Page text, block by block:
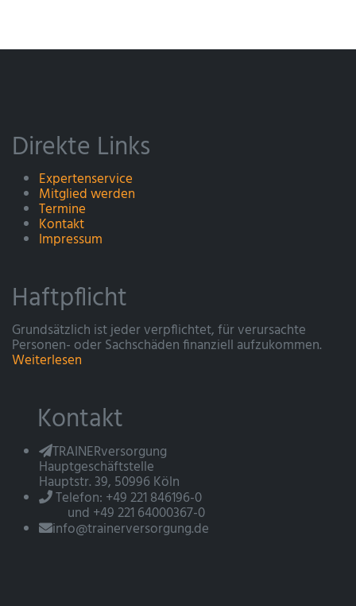
Direkte Links
Expertenservice
Mitglied werden
Termine
Kontakt
Impressum
Haftpflicht
Grundsätzlich ist jeder verpflichtet, für verursachte
Personen- oder Sachschäden finanziell aufzukommen.
Weiterlesen
Kontakt
TRAINERversorgung
Hauptgeschäftstelle
Hauptstr. 39, 50996 Köln
Telefon: +49 221 846196-0
und +49 221 64000367-0
info@trainerversorgung.de